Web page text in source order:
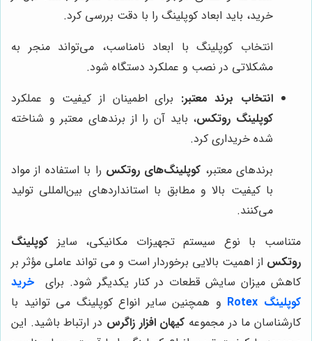
خرید، باید ابعاد کوپلینگ را با دقت بررسی کرد.
انتخاب کوپلینگ با ابعاد نامناسب، می‌تواند منجر به
مشکلاتی در نصب و عملکرد دستگاه شود.
انتخاب برند معتبر: برای اطمینان از کیفیت و عملکرد
کوپلینگ روتکس، باید آن را از برندهای معتبر و شناخته
شده خریداری کرد.
برندهای معتبر، کوپلینگ‌های روتکس را با استفاده از مواد
با کیفیت بالا و مطابق با استانداردهای بین‌المللی تولید
می‌کنند.
متناسب با نوع سیستم تجهیزات مکانیکی، سایز کوپلینگ
روتکس از اهمیت بالایی برخوردار است و می تواند عاملی مؤثر بر
کاهش میزان سایش قطعات در کنار یکدیگر شود. برای
خرید
کوپلینگ Rotex
و همچنین سایر انواع کوپلینگ می توانید با
کارشناسان ما در مجموعه کیهان افزار زاگرس در ارتباط باشید. این